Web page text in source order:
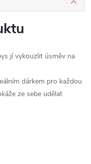
jí vykouzlit úsměv na
dárkem pro každou
ze sebe udělat